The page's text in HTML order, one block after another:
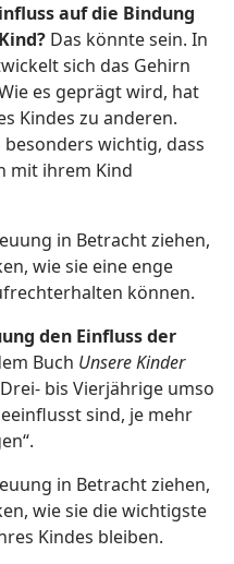
auf die Bindung
Das könnte sein. In
sich das Gehirn
es geprägt wird, hat
Kindes zu anderen.
besonders wichtig, dass
mit ihrem Kind
in Betracht ziehen,
wie sie eine enge
können.
den Einfluss der
Buch Unsere Kinder
bis Vierjährige umso
sind, je mehr
in Betracht ziehen,
wie sie die wichtigste
Kindes bleiben.